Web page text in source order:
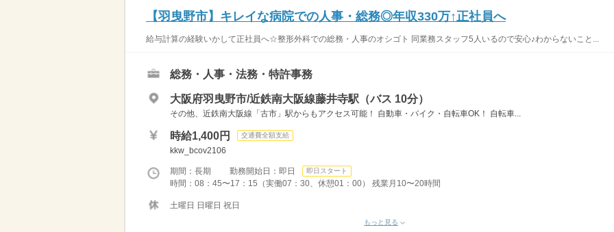
【羽曳野市】キレイな病院での人事・総務◎年収330万↑正社員へ
給与計算の経験いかして正社員へ☆整形外科での総務・人事のオシゴト 同業務スタッフ5人いるので安心♪わからないこと...
総務・人事・法務・特許事務
大阪府羽曳野市/近鉄南大阪線藤井寺駅（バス 10分）
その他、近鉄南大阪線「古市」駅からもアクセス可能！ 自動車・バイク・自転車OK！ 自転車...
時給1,400円 交通費全額支給
kkw_bcov2106
期間：長期 勤務開始日：即日 即日スタート
時間：08：45〜17：15（実働07：30、休憩01：00） 残業月10〜20時間
土曜日 日曜日 祝日
もっと見る